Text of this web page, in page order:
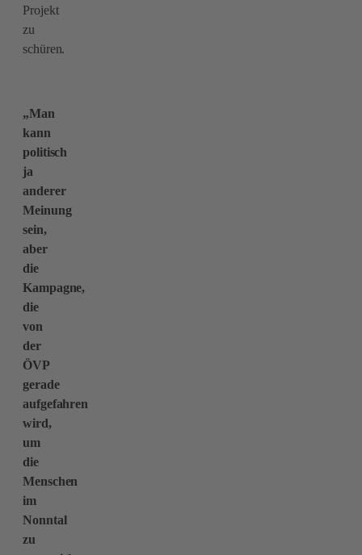
Projekt
zu
schüren.
„Man
kann
politisch
ja
anderer
Meinung
sein,
aber
die
Kampagne,
die
von
der
ÖVP
gerade
aufgefahren
wird,
um
die
Menschen
im
Nonntal
zu